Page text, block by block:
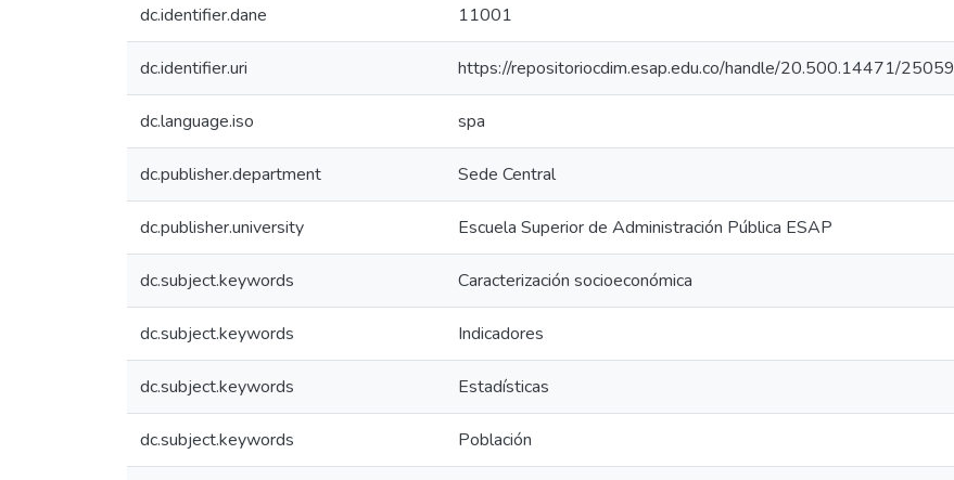
dc.identifier.dane 11001
dc.identifier.uri https://repositoriocdim.esap.edu.co/handle/20.500.14471/25059
dc.language.iso spa
dc.publisher.department Sede Central
dc.publisher.university Escuela Superior de Administración Pública ESAP
dc.subject.keywords Caracterización socioeconómica
dc.subject.keywords Indicadores
dc.subject.keywords Estadísticas
dc.subject.keywords Población